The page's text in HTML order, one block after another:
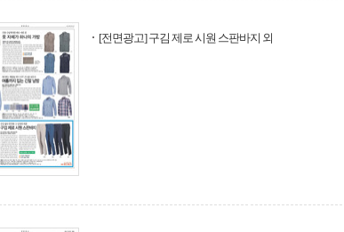
[전면광고] 구김 제로 시원 스판바지 외